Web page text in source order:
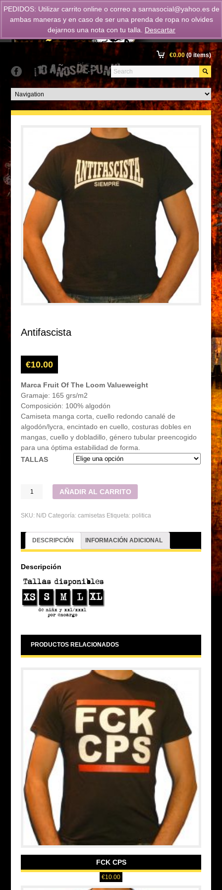
€0.00(0 items)
Antifascista
€10.00
Marca Fruit Of The Loom Valueweight
Gramaje: 165 grs/m2
Composición: 100% algodón
Camiseta manga corta, cuello redondo canalé de
algodón/lycra, encintado en cuello, costuras dobles en
mangas, cuello y dobladillo, género tubular preencogido
para una óptima estabilidad de forma.
TALLAS
AÑADIR AL CARRITO
SKU: N/D Categoría:camisetas Etiqueta: politica
DESCRIPCIÓN INFORMACIÓN ADICIONAL
Descripción
PRODUCTOS RELACIONADOS
FCK CPS
€10.00
PEDIDOS: Utilizar carrito online o correo a sarnasocial@yahoo.es de
ambas maneras y en caso de ser una prenda de ropa no olvides
dejarnos una nota con tu talla.
Descartar